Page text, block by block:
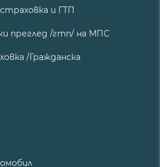
и ГТП
преглед /гтп/ на МПС
/Гражданска